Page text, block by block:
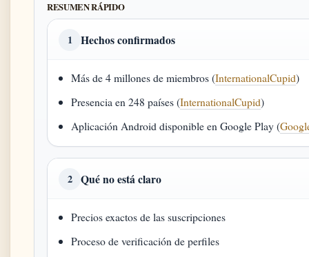
RESUMEN RÁPIDO
1 Hechos confirmados
Más de 4 millones de miembros (InternationalCupid)
Presencia en 248 países (InternationalCupid)
Aplicación Android disponible en Google Play (
2 Qué no está claro
Precios exactos de las suscripciones
Proceso de verificación de perfiles